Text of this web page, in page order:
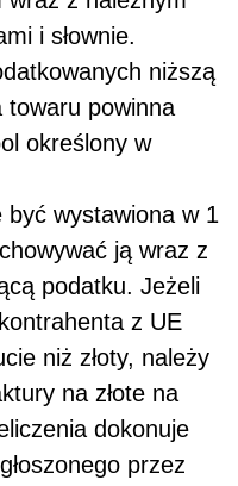
i słownie.
niższą
towaru powinna
określony w
wystawiona w 1
ją wraz z
podatku. Jeżeli
z UE
niż złoty, należy
na złote na
dokonuje
przez